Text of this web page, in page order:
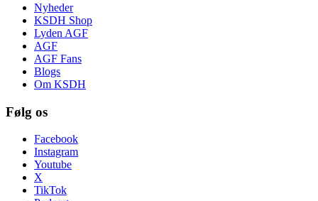
Nyheder
KSDH Shop
Lyden AGF
AGF
AGF Fans
Blogs
Om KSDH
Følg os
Facebook
Instagram
Youtube
X
TikTok